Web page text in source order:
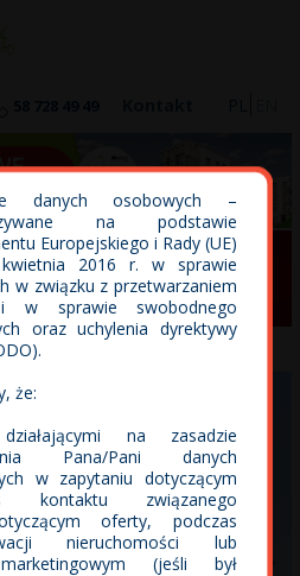
danych osobowych –
na podstawie
Europejskiego i Rady (UE)
2016 r. w sprawie
w związku z przetwarzaniem
w sprawie swobodnego
oraz uchylenia dyrektywy
że:
na zasadzie
Pana/Pani danych
w zapytaniu dotyczącym
kontaktu związanego
oferty, podczas
nieruchomości lub
(jeśli był
O inwestycji